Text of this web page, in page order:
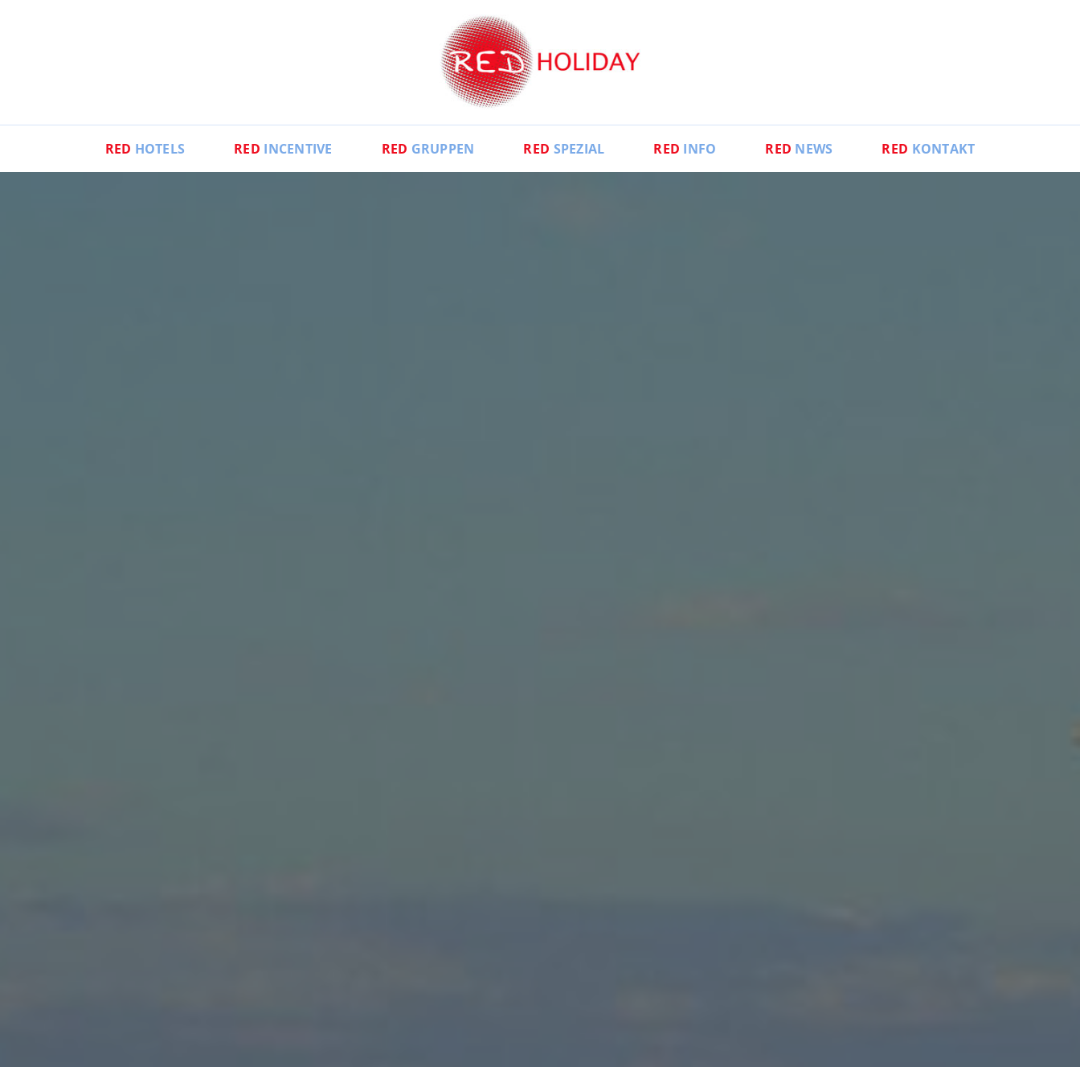
RED HOTELS RED INCENTIVE RED GRUPPEN RED SPEZIAL RED INFO RED NEWS RED KONTAKT